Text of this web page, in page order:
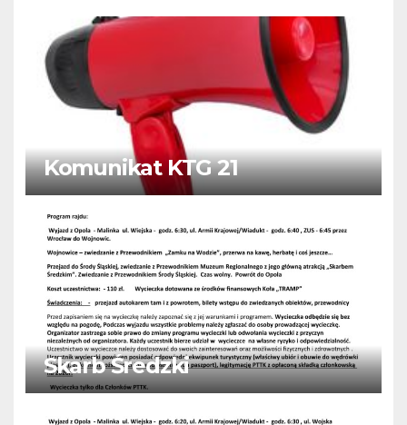
Komunikat KTG 21
Skarb Średzki